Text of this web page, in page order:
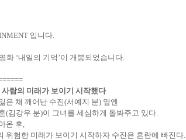
입니다.
화 ‘내일의 기억 ’이 개봉되었습니다.
사람의 미래가 보이기 시작했다
은 채 깨어난 수진(서예지 분) 옆엔
(김강우 분)이 그녀를 세심하게 돌봐주고 있다.
온 후,
위험한 미래가 보이기 시작하자 수진은 혼란에 빠진다.